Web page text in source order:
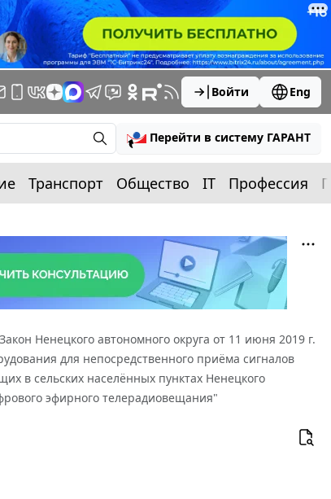
Войти Eng
Перейти в систему ГАРАНТ
Транспорт Общество IT Профессия
Закон Ненецкого автономного округа от 11 июня 2019 г.
для непосредственного приёма сигналов
в сельских населённых пунктах Ненецкого
эфирного телерадиовещания"